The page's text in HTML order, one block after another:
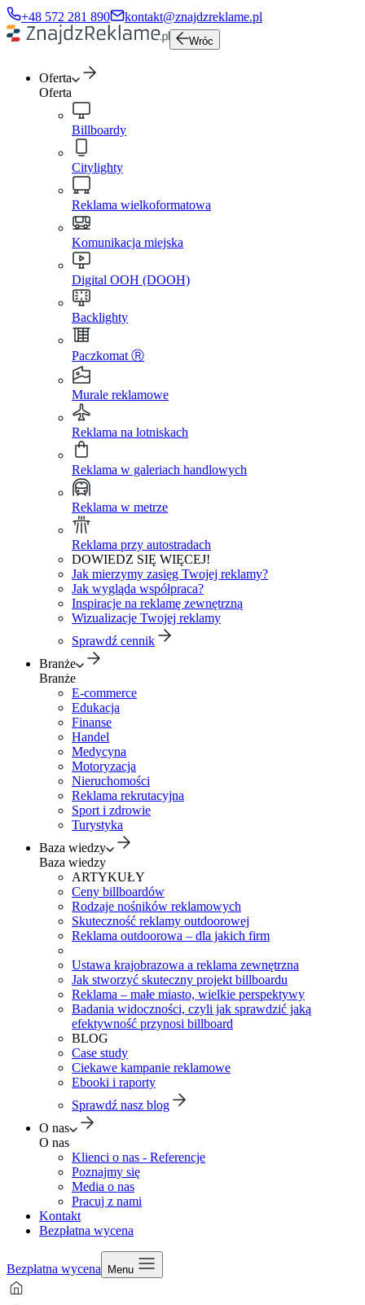
+48 572 281 890 kontakt@znajdzreklame.pl
Wróc
Oferta
Oferta
Billboardy
Citylighty
Reklama wielkoformatowa
Komunikacja miejska
Digital OOH (DOOH)
Backlighty
Paczkomat Ⓡ
Murale reklamowe
Reklama na lotniskach
Reklama w galeriach handlowych
Reklama w metrze
Reklama przy autostradach
DOWIEDZ SIĘ WIĘCEJ!
Jak mierzymy zasięg Twojej reklamy?
Jak wygląda współpraca?
Inspiracje na reklamę zewnętrzną
Wizualizacje Twojej reklamy
Sprawdź cennik
Branże
Branże
E-commerce
Edukacja
Finanse
Handel
Medycyna
Motoryzacja
Nieruchomości
Reklama rekrutacyjna
Sport i zdrowie
Turystyka
Baza wiedzy
Baza wiedzy
ARTYKUŁY
Ceny billboardów
Rodzaje nośników reklamowych
Skuteczność reklamy outdoorowej
Reklama outdoorowa – dla jakich firm
Ustawa krajobrazowa a reklama zewnętrzna
Jak stworzyć skuteczny projekt billboardu
Reklama – małe miasto, wielkie perspektywy
Badania widoczności, czyli jak sprawdzić jaką
efektywność przynosi billboard
BLOG
Case study
Ciekawe kampanie reklamowe
Ebooki i raporty
Sprawdź nasz blog
O nas
O nas
Klienci o nas - Referencje
Poznajmy się
Media o nas
Pracuj z nami
Kontakt
Bezpłatna wycena
Bezpłatna wycena Menu